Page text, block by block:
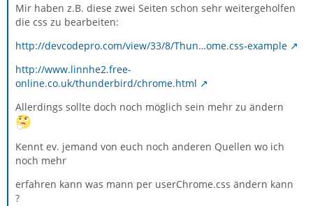
Mir haben z.B. diese zwei Seiten schon sehr weitergeholfen
die css zu bearbeiten:
http://devcodepro.com/view/33/8/Thun…ome.css-example
http://www.linnhe2.free-
online.co.uk/thunderbird/chrome.html
Allerdings sollte doch noch möglich sein mehr zu ändern
Kennt ev. jemand von euch noch anderen Quellen wo ich
noch mehr
erfahren kann was mann per userChrome.css ändern kann
?